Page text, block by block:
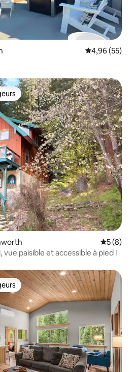
Évaluation
4,96 (55)
les plus appréciés
5 (8)
Jacuzzi, vue paisible et accessible à pied !
les plus appréciés